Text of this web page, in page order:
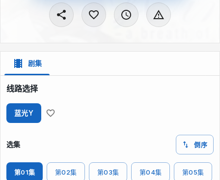
剧集
线路选择
蓝光Y
选集 倒序
第01集 第02集 第03集 第04集 第05集